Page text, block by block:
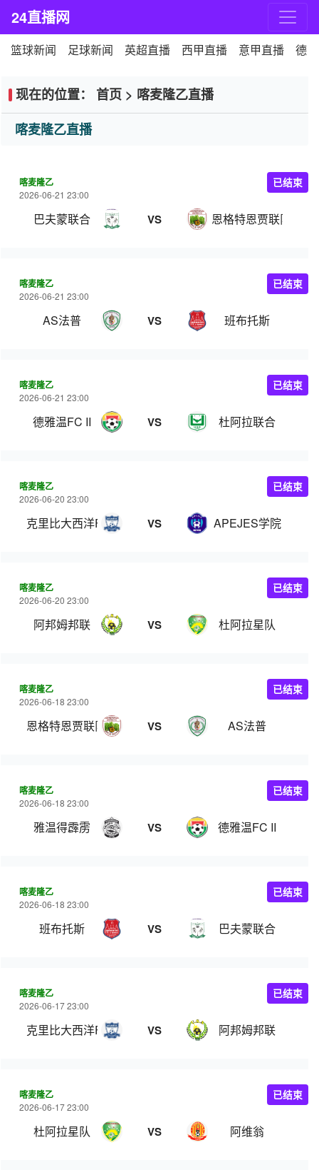
24直播网
篮球新闻 足球新闻 英超直播 西甲直播 意甲直播 德
现在的位置： 首页 > 喀麦隆乙直播
喀麦隆乙直播
喀麦隆乙
2026-06-21 23:00
巴夫蒙联合 VS 恩格特恩贾联队
已结束
喀麦隆乙
2026-06-21 23:00
AS法普 VS 班布托斯
已结束
喀麦隆乙
2026-06-21 23:00
德雅温FC II VS 杜阿拉联合
已结束
喀麦隆乙
2026-06-20 23:00
克里比大西洋FC VS APEJES学院
已结束
喀麦隆乙
2026-06-20 23:00
阿邦姆邦联 VS 杜阿拉星队
已结束
喀麦隆乙
2026-06-18 23:00
恩格特恩贾联队 VS AS法普
已结束
喀麦隆乙
2026-06-18 23:00
雅温得霹雳 VS 德雅温FC II
已结束
喀麦隆乙
2026-06-18 23:00
班布托斯 VS 巴夫蒙联合
已结束
喀麦隆乙
2026-06-17 23:00
克里比大西洋FC VS 阿邦姆邦联
已结束
喀麦隆乙
2026-06-17 23:00
杜阿拉星队 VS 阿维翁
已结束